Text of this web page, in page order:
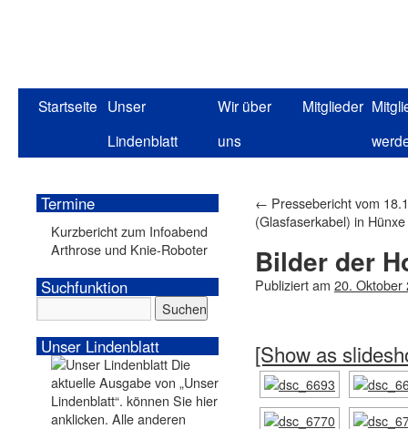
Startseite Unser
Lindenblatt
Wir über
uns
Mitglieder
← Pressebericht vom
(Glasfaserkabel) in Hünxe
Bilder der
Publiziert am 20. Oktober
[Show as
Termine
Kurzbericht zum Infoabend
Arthrose und Knie-Roboter
Suchfunktion
Unser Lindenblatt